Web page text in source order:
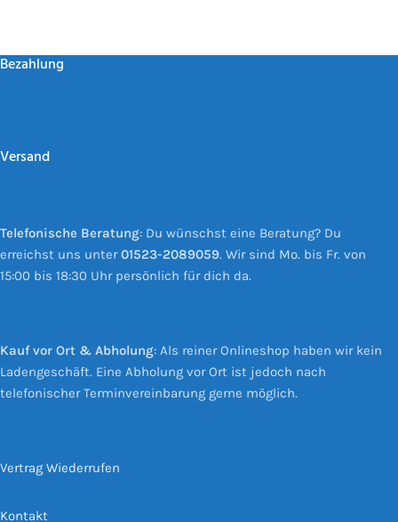
Bezahlung
Versand
Telefonische Beratung: Du wünschst eine Beratung? Du
erreichst uns unter01523-2089059. Wir sind Mo. bis Fr. von
15:00 bis 18:30 Uhr persönlich für dich da.
Kauf vor Ort & Abholung: Als reiner Onlineshop haben wir kein
Ladengeschäft. Eine Abholung vor Ort ist jedoch nach
telefonischer Terminvereinbarung gerne möglich.
Vertrag Wiederrufen
Kontakt